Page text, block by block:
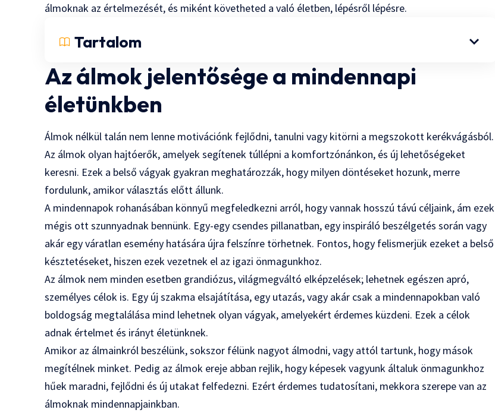
álmoknak az értelmezését, és miként követheted a való életben, lépésről lépésre.
Tartalom
Az álmok jelentősége a mindennapi
életünkben
Álmok nélkül talán nem lenne motivációnk fejlődni, tanulni vagy kitörni a megszokott kerékvágásból.
Az álmok olyan hajtóerők, amelyek segítenek túllépni a komfortzónánkon, és új lehetőségeket
keresni. Ezek a belső vágyak gyakran meghatározzák, hogy milyen döntéseket hozunk, merre
fordulunk, amikor választás előtt állunk.
A mindennapok rohanásában könnyű megfeledkezni arról, hogy vannak hosszú távú céljaink, ám ezek
mégis ott szunnyadnak bennünk. Egy-egy csendes pillanatban, egy inspiráló beszélgetés során vagy
akár egy váratlan esemény hatására újra felszínre törhetnek. Fontos, hogy felismerjük ezeket a belső
késztetéseket, hiszen ezek vezetnek el az igazi önmagunkhoz.
Az álmok nem minden esetben grandiózus, világmegváltó elképzelések; lehetnek egészen apró,
személyes célok is. Egy új szakma elsajátítása, egy utazás, vagy akár csak a mindennapokban való
boldogság megtalálása mind lehetnek olyan vágyak, amelyekért érdemes küzdeni. Ezek a célok
adnak értelmet és irányt életünknek.
Amikor az álmainkról beszélünk, sokszor félünk nagyot álmodni, vagy attól tartunk, hogy mások
megítélnek minket. Pedig az álmok ereje abban rejlik, hogy képesek vagyunk általuk önmagunkhoz
hűek maradni, fejlődni és új utakat felfedezni. Ezért érdemes tudatosítani, mekkora szerepe van az
álmoknak mindennapjainkban.